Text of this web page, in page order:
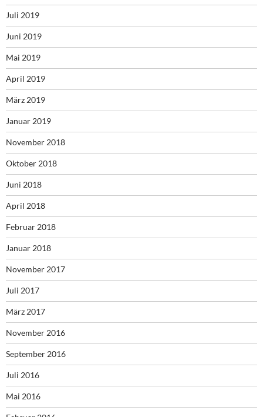
Juli 2019
Juni 2019
Mai 2019
April 2019
März 2019
Januar 2019
November 2018
Oktober 2018
Juni 2018
April 2018
Februar 2018
Januar 2018
November 2017
Juli 2017
März 2017
November 2016
September 2016
Juli 2016
Mai 2016